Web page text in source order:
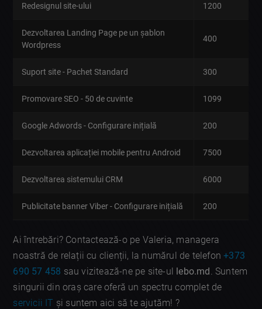
Redesignul site-ului 1200
Dezvoltarea Landing Page pe un șablon
Wordpress
400
Suport site - Pachet Standard 300
Promovare SEO - 50 de cuvinte 1099
Google Adwords - Configurare inițială 200
Dezvoltarea aplicației mobile pentru Android 7500
Dezvoltarea sistemului CRM 6000
Publicitate banner Viber - Configurare inițială 200
Ai întrebări? Contactează-o pe Valeria, managera
noastră de relații cu clienții, la numărul de telefon+373
690 57 458 sau vizitează-ne pe site-ul lebo.md. Suntem
singurii din oraș care oferă un spectru complet de
servicii IT și suntem aici să te ajutăm! ?